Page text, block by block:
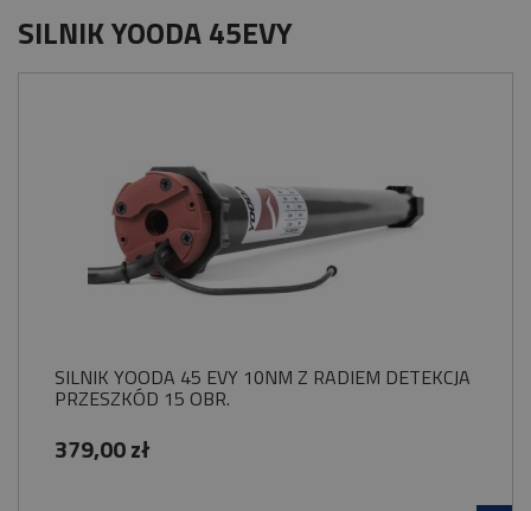
SILNIK YOODA 45EVY
SILNIK YOODA 45 EVY 10NM Z RADIEM DETEKCJA
PRZESZKÓD 15 OBR.
379,00 zł